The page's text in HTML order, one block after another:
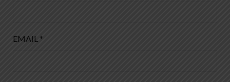
EMAIL *